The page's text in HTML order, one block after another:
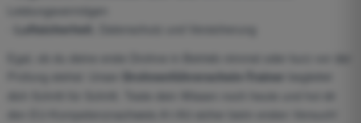
Leistungsvermögen
Luftsicherheit
Egal, ob du deine erste Drohne in Betrieb nimmst oder kurz vor der
Drohnenführerschein-Trainer
begleitet
den EU-Kompetenznachweis A1/A3 sicher beim ersten Versuch!